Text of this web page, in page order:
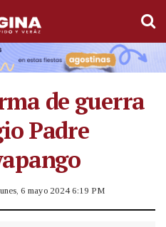
de guerra
Padre
6 mayo 2024 6:19 PM